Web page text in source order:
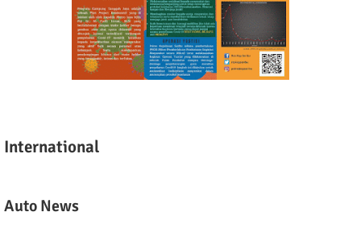
International
Auto News